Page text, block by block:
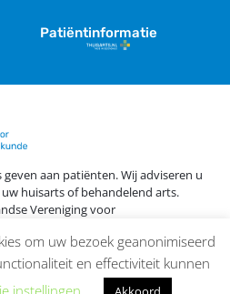
Patiëntinformatie
geven aan patiënten. Wij adviseren u
huisarts of behandelend arts.
Vereniging voor
om uw bezoek geanonimiseerd
en effectiviteit kunnen
instellingen